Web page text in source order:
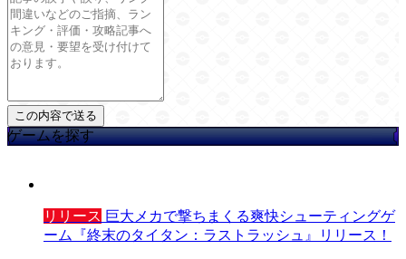
ゲームを探す
リリース 巨大メカで撃ちまくる爽快シューティングゲ
ーム『終末のタイタン：ラストラッシュ』リリース！